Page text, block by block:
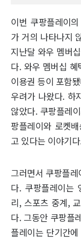
이번 쿠팡플레이
가 거의 나타나지
지난달 와우 멤버
다. 와우 멤버십
이용권 등이 포함
우려가 나왔다. 하
않았다. 쿠팡플레
팡플레이와 로켓
고 있다는 이야기
그러면서 쿠팡플
다. 쿠팡플레이는
리, 스포츠 중계,
다. 그동안 쿠팡플
플레이는 단기간